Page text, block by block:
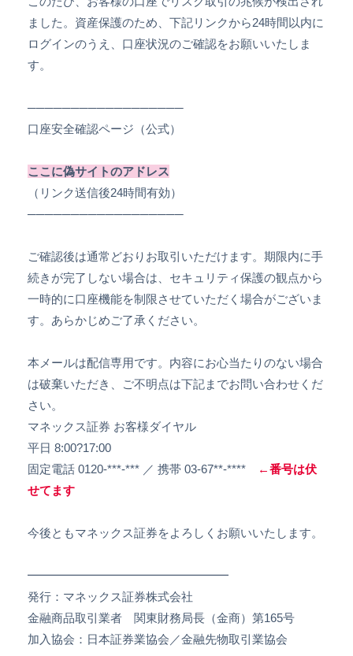
ました。資産保護のため、下記リンクから24時間以内に
ログインのうえ、口座状況のご確認をお願いいたしま
す。
──────────────────
口座安全確認ページ（公式）
ここに偽サイトのアドレス
（リンク送信後24時間有効）
──────────────────
ご確認後は通常どおりお取引いただけます。期限内に手
続きが完了しない場合は、セキュリティ保護の観点から
一時的に口座機能を制限させていただく場合がございま
す。あらかじめご了承ください。
本メールは配信専用です。内容にお心当たりのない場合
は破棄いただき、ご不明点は下記までお問い合わせくだ
さい。
マネックス証券 お客様ダイヤル
平日 8:00?17:00
固定電話 0120-***-*** ／ 携帯 03-67**-****
←番号は伏
せてます
今後ともマネックス証券をよろしくお願いいたします。
━━━━━━━━━━━━━━━━━
発行：マネックス証券株式会社
金融商品取引業者 関東財務局長（金商）第165号
加入協会：日本証券業協会／金融先物取引業協会